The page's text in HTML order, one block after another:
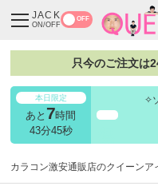
JACK
ON/OFF
OFF
只今のご注文は
本日限定
あと 7時間
43分43秒
✧
カラコン激安通販店のクイーンア